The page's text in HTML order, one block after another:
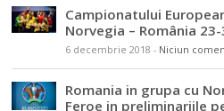
Campionatului
Norvegia – România 23-
6 decembrie 2018 - Niciun
Romania in grupa cu
Feroe in preliminariile